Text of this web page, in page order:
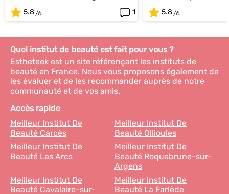
5.8
1
5.8
Quel institut de beauté est fait pour vous ?
Estheteek est un site référençant les instituts de
beauté en France. Nous vous proposons également de
les évaluer et de les recommander auprès de notre
communauté et de vos amis.
Accès rapide
Meilleur Institut De
Beauté Carcès
Meilleur Institut De
Beauté Ollioules
Meilleur Institut De
Beauté Les Arcs
Meilleur Institut De
Beauté Roquebrune-sur-
Argens
Meilleur Institut De
Beauté Cavalaire-sur-
Meilleur Institut De
Beauté La Farlède